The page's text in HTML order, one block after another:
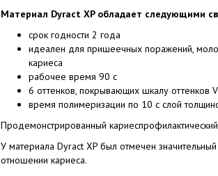
Материал Dyract XP обладает следующими
срок годности 2 года
идеален для пришеечных поражений,
кариеса
рабочее время 90 с
6 оттенков, покрывающих шкалу оттенков
время полимеризации по 10 с слой
Продемонстрированный
У материала Dyract XP был отмечен
отношении кариеса.